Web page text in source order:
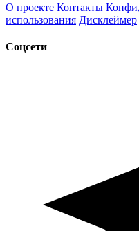
О проекте Контакты
использования Дисклеймер
Соцсети